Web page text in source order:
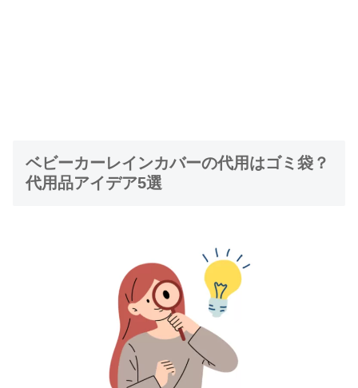
ベビーカーレインカバーの代用はゴミ袋？
代用品アイデア5選